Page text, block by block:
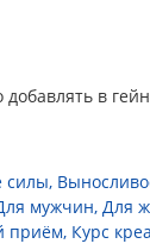
в
силы,
мужчин, Для
приём, Курс